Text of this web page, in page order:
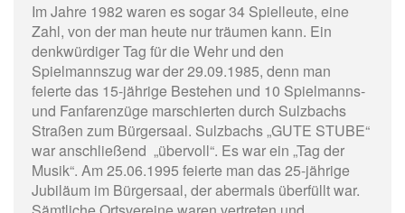
Im Jahre 1982 waren es sogar 34 Spielleute, eine
Zahl, von der man heute nur träumen kann. Ein
denkwürdiger Tag für die Wehr und den
Spielmannszug war der 29.09.1985, denn man
feierte das 15-jährige Bestehen und 10 Spielmanns-
und Fanfarenzüge marschierten durch Sulzbachs
Straßen zum Bürgersaal. Sulzbachs „GUTE STUBE“
war anschließend „übervoll“. Es war ein „Tag der
Musik“. Am 25.06.1995 feierte man das 25-jährige
Jubiläum im Bürgersaal, der abermals überfüllt war.